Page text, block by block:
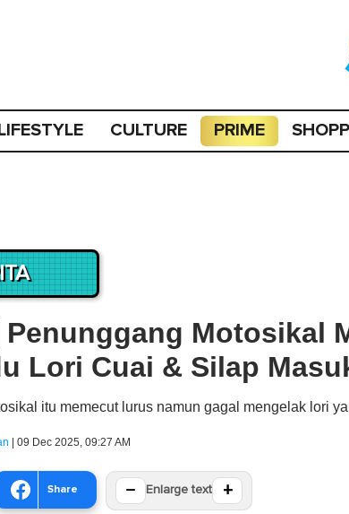
CULTURE PRIME
Penunggang Motosikal
Lori Cuai & Silap
itu memecut lurus namun gagal mengelak lori
| 09 Dec 2025, 09:27 AM
Share − Enlarge text +